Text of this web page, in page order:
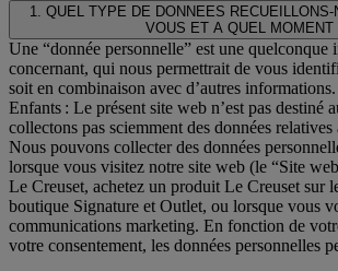
1. QUEL TYPE DE DONNEES
VOUS ET A QUEL MOMENT
Une “donnée personnelle” est une quelconque
concernant, qui nous permettrait de vous
soit en combinaison avec d’autres informations.
Enfants : Le présent site web n’est pas destiné
collectons pas sciemment des données relatives
Nous pouvons collecter des données
lorsque vous visitez notre site web (le “Site
Le Creuset, achetez un produit Le Creuset sur
boutique Signature et Outlet, ou lorsque vous
communications marketing. En fonction de
votre consentement, les données personnelles